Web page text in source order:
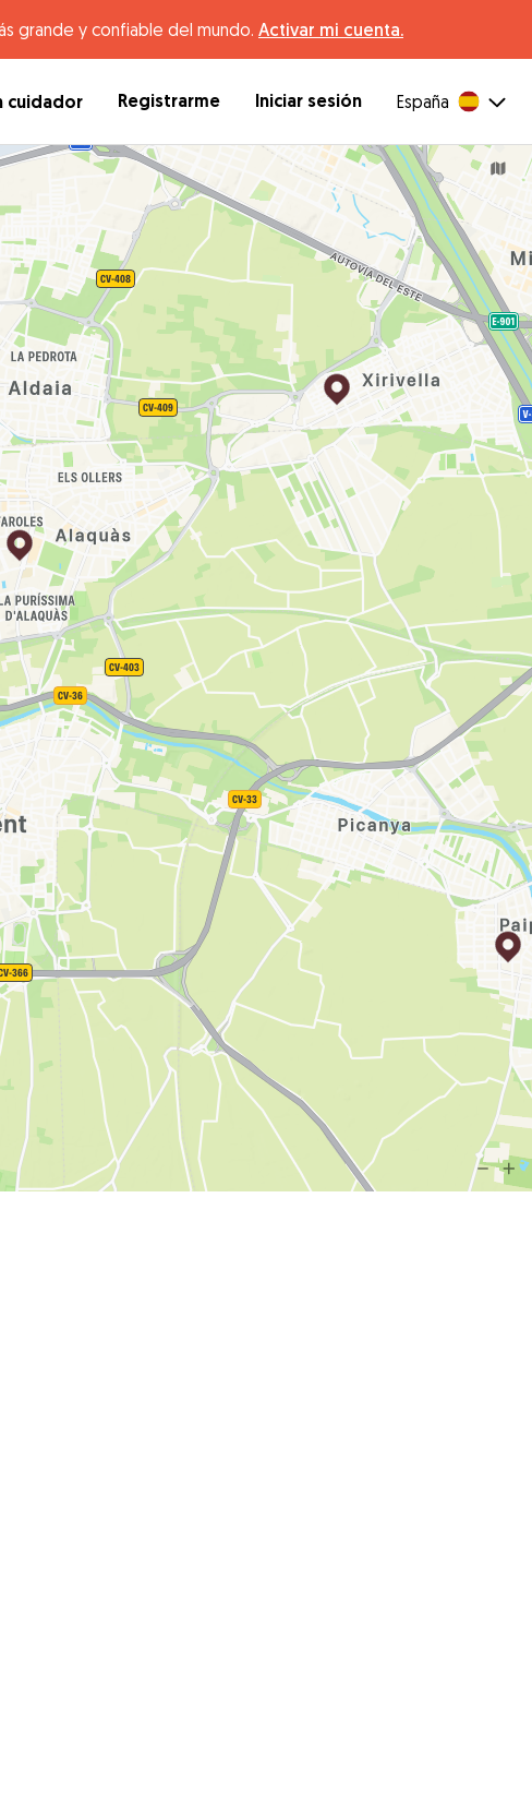
grande y confiable del mundo. Activar mi cuenta.
cuidador Registrarme Iniciar sesión España